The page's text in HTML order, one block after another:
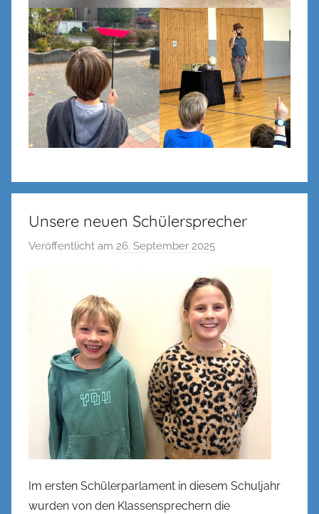
Unsere neuen Schülersprecher
Veröffentlicht am 26. September 2025
n
n
e
n
k
e
l
Im ersten Schülerparlament in diesem Schuljahr
wurden von den Klassensprechern die